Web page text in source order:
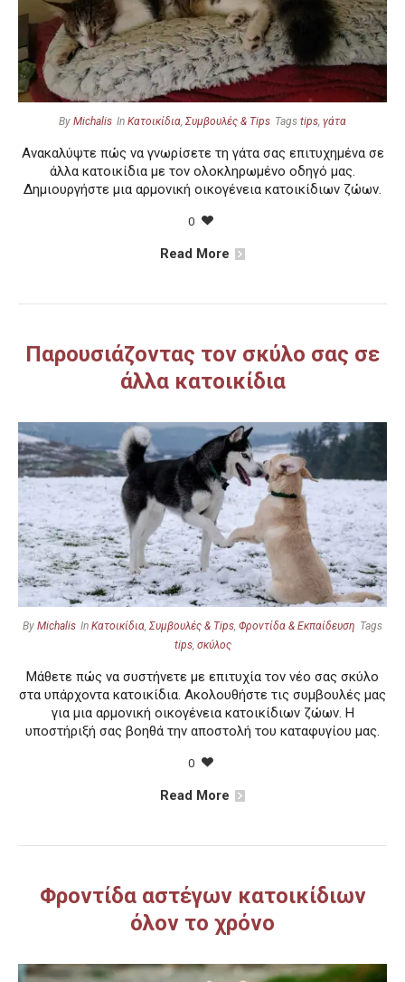
By Michalis In Κατοικίδια,Συμβουλές & Tips Tags tips, γάτα
Ανακαλύψτε πώς να γνωρίσετε τη γάτα σας επιτυχημένα σε
άλλα κατοικίδια με τον ολοκληρωμένο οδηγό μας.
Δημιουργήστε μια αρμονική οικογένεια κατοικίδιων ζώων.
0
Read More
Παρουσιάζοντας τον σκύλο σας σε
άλλα κατοικίδια
By Michalis In Κατοικίδια,Συμβουλές & Tips, Φροντίδα & Εκπαίδευση Tags
tips, σκύλος
Μάθετε πώς να συστήνετε με επιτυχία τον νέο σας σκύλο
στα υπάρχοντα κατοικίδια. Ακολουθήστε τις συμβουλές μας
για μια αρμονική οικογένεια κατοικίδιων ζώων. Η
υποστήριξή σας βοηθά την αποστολή του καταφυγίου μας.
0
Read More
Φροντίδα αστέγων κατοικίδιων
όλον το χρόνο